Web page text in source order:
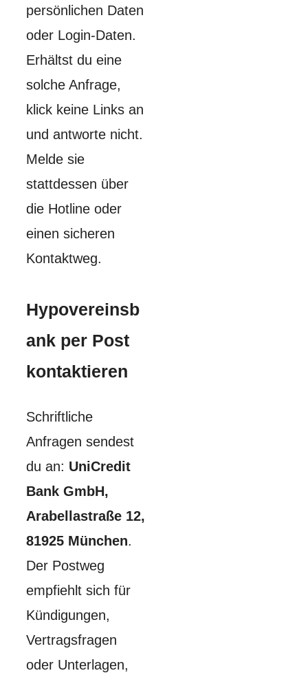
persönlichen Daten
oder Login-Daten.
Erhältst du eine
solche Anfrage,
klick keine Links an
und antworte nicht.
Melde sie
stattdessen über
die Hotline oder
einen sicheren
Kontaktweg.
Hypovereinsb
ank per Post
kontaktieren
Schriftliche
Anfragen sendest
du an: UniCredit
Bank GmbH,
Arabellastraße 12,
81925 München.
Der Postweg
empfiehlt sich für
Kündigungen,
Vertragsfragen
oder Unterlagen,